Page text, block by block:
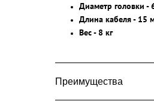
Диаметр головки -
Длина кабеля - 15
Вес - 8 кг
Преимущества